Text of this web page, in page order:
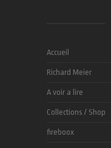
Accueil
Richard Meier
A voir a lire
Collections / Shop
fireboox